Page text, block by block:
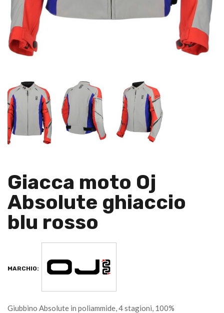
Giacca moto Oj
Absolute ghiaccio
blu rosso
MARCHIO:
Giubbino Absolute in poliammide, 4 stagioni, 100%